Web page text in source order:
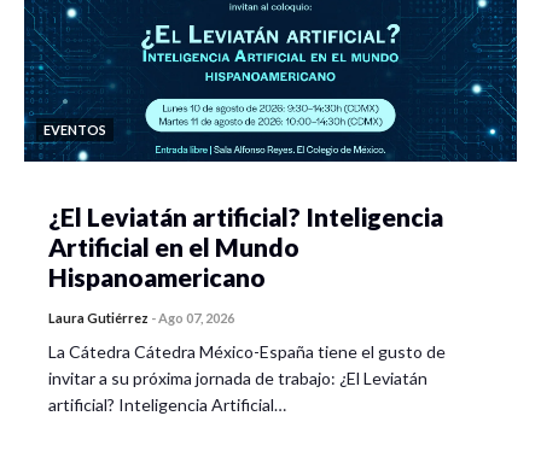
EVENTOS
¿El Leviatán artificial? Inteligencia
Artificial en el Mundo
Hispanoamericano
Laura Gutiérrez -Ago 07, 2026
La Cátedra Cátedra México-España tiene el gusto de
invitar a su próxima jornada de trabajo: ¿El Leviatán
artificial? Inteligencia Artificial…